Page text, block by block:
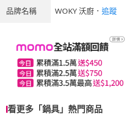
品牌名稱 WOKY 沃廚 ． 追蹤
看更多「鍋具」熱門商品